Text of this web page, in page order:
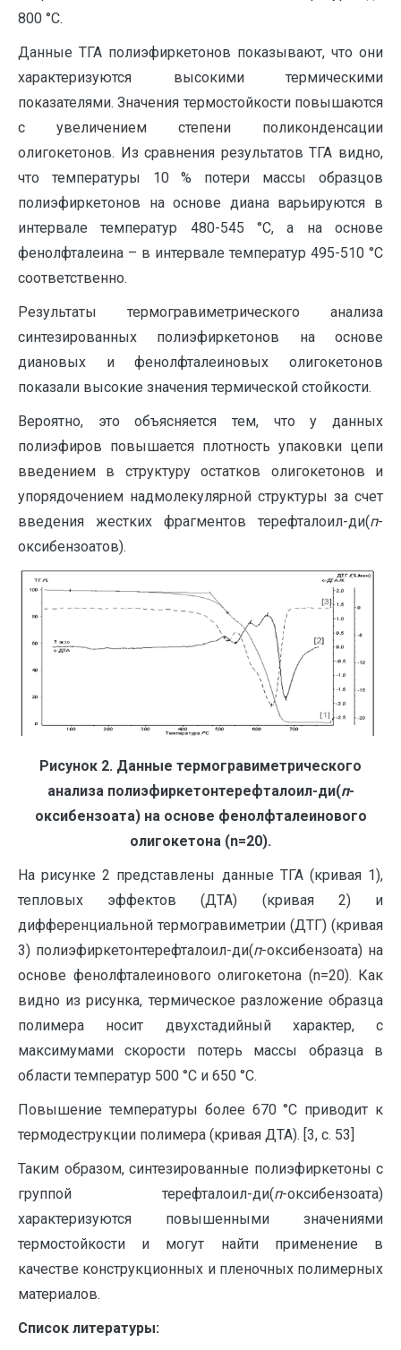
800 °С.
Данные ТГА полиэфиркетонов показывают, что они
характеризуются высокими термическими
показателями. Значения термостойкости повышаются
с увеличением степени поликонденсации
олигокетонов. Из сравнения результатов ТГА видно,
что температуры 10 % потери массы образцов
полиэфиркетонов на основе диана варьируются в
интервале температур 480-545 °С, а на основе
фенолфталеина – в интервале температур 495-510 °С
соответственно.
Результаты термогравиметрического анализа
синтезированных полиэфиркетонов на основе
диановых и фенолфталеиновых олигокетонов
показали высокие значения термической стойкости.
Вероятно, это объясняется тем, что у данных
полиэфиров повышается плотность упаковки цепи
введением в структуру остатков олигокетонов и
упорядочением надмолекулярной структуры за счет
введения жестких фрагментов терефталоил-ди(п-
оксибензоатов).
Рисунок 2. Данные термогравиметрического
анализа полиэфиркетонтерефталоил-ди(п-
оксибензоата) на основе фенолфталеинового
олигокетона (n=20).
На рисунке 2 представлены данные ТГА (кривая 1),
тепловых эффектов (ДТА) (кривая 2) и
дифференциальной термогравиметрии (ДТГ) (кривая
3) полиэфиркетонтерефталоил-ди(п-оксибензоата) на
основе фенолфталеинового олигокетона (n=20). Как
видно из рисунка, термическое разложение образца
полимера носит двухстадийный характер, с
максимумами скорости потерь массы образца в
области температур 500 °С и 650 °С.
Повышение температуры более 670 °С приводит к
термодеструкции полимера (кривая ДТА). [3, c. 53]
Таким образом, синтезированные полиэфиркетоны с
группой терефталоил-ди(п-оксибензоата)
характеризуются повышенными значениями
термостойкости и могут найти применение в
качестве конструкционных и пленочных полимерных
материалов.
Список литературы: